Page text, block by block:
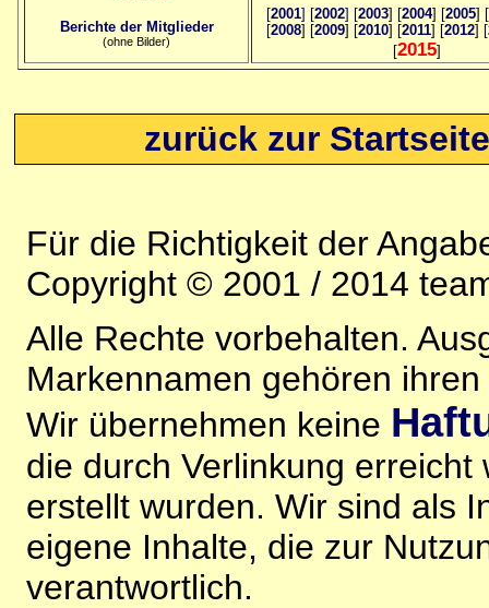
Berichte der Mitglieder
(ohne Bilder)
[2001] [2002] [2003] [2004] [2005] [
[2008] [2009] [2010] [2011] [2012] [
[2015]
zurück zur
Für die Richtigkeit der
Copyright © 2001 / 2014
Alle Rechte vorbehalten.
Markennamen gehören
Wir übernehmen keine
die durch Verlinkung
erstellt wurden. Wir sind als
eigene Inhalte, die zur
verantwortlich.